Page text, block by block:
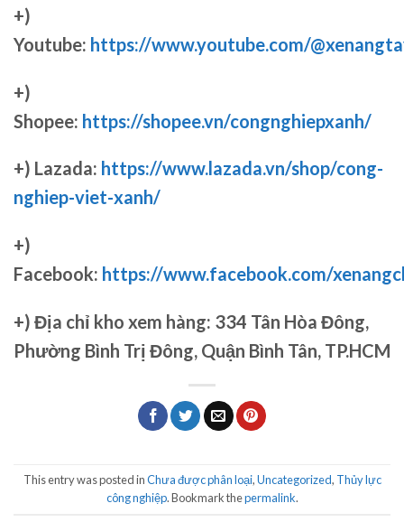
+)
Youtube: https://www.youtube.com/
+)
Shopee: https://shopee.vn/congnghiepxanh/
+) Lazada: https://www.lazada.vn/shop/cong-
nghiep-viet-xanh/
+)
Facebook: https://www.facebook.com/
+) Địa chỉ kho xem hàng: 334 Tân Hòa Đông,
Phường Bình Trị Đông, Quận Bình Tân, TP.HCM
This entry was posted inChưa được phân loại,Uncategorized, Thủy lực
công nghiệp. Bookmark thepermalink.